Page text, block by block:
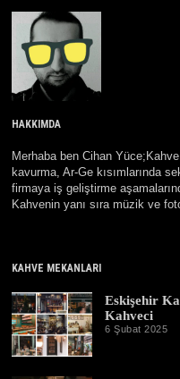
HAKKIMDA
Merhaba ben Cihan
kavurma, Ar-Ge kısımlarında
firmaya iş geliştirme
Kahvenin yanı sıra müzik ve
KAHVE MEKANLARI
Eskişehir
Kahveci
6 Şubat 2025